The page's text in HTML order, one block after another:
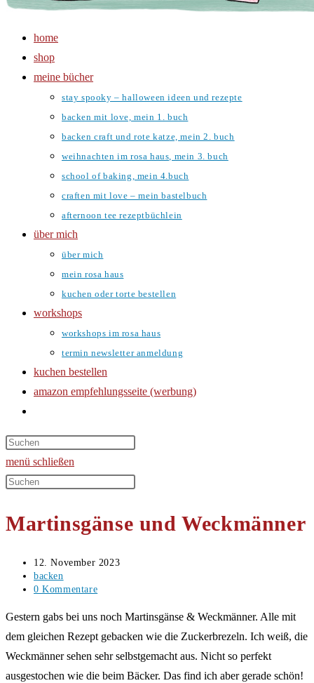
home
shop
meine bücher
stay spooky – halloween ideen und rezepte
backen mit love, mein 1. buch
backen craft und rote katze, mein 2. buch
weihnachten im rosa haus, mein 3. buch
school of baking, mein 4.buch
craften mit love – mein bastelbuch
afternoon tee rezeptbüchlein
über mich
über mich
mein rosa haus
kuchen oder torte bestellen
workshops
workshops im rosa haus
termin newsletter anmeldung
kuchen bestellen
amazon empfehlungsseite (werbung)
umschalten
menü schließen
Diese
durchsuchen
Martinsgänse und Weckmänner
Beitrag
veröffentlicht:
12. November 2023
Beitrags-
Kategorie:
backen
Beitrags-
0 Kommentare
Gestern gabs bei uns noch Martinsgänse & Weckmänner. Alle mit
dem gleichen Rezept gebacken wie die Zuckerbrezeln. Ich weiß, die
Weckmänner sehen sehr selbstgemacht aus. Nicht so perfekt
ausgestochen wie die beim Bäcker. Das find ich aber gerade schön!